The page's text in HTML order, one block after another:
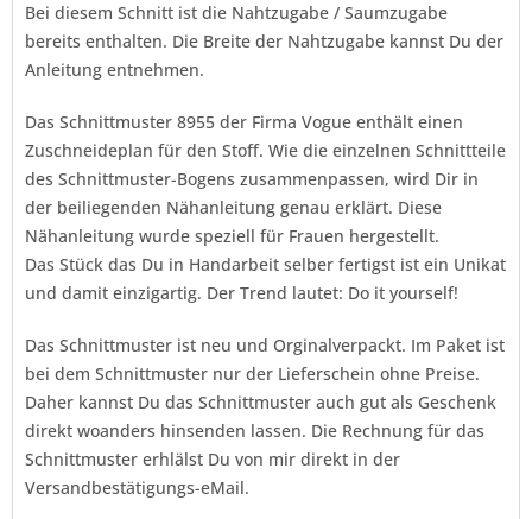
Bei diesem Schnitt ist die Nahtzugabe / Saumzugabe
bereits enthalten. Die Breite der Nahtzugabe kannst Du der
Anleitung entnehmen.
Das Schnittmuster 8955 der Firma Vogue enthält einen
Zuschneideplan für den Stoff. Wie die einzelnen Schnittteile
des Schnittmuster-Bogens zusammenpassen, wird Dir in
der beiliegenden Nähanleitung genau erklärt. Diese
Nähanleitung wurde speziell für Frauen hergestellt.
Das Stück das Du in Handarbeit selber fertigst ist ein Unikat
und damit einzigartig. Der Trend lautet: Do it yourself!
Das Schnittmuster ist neu und Orginalverpackt. Im Paket ist
bei dem Schnittmuster nur der Lieferschein ohne Preise.
Daher kannst Du das Schnittmuster auch gut als Geschenk
direkt woanders hinsenden lassen. Die Rechnung für das
Schnittmuster erhlälst Du von mir direkt in der
Versandbestätigungs-eMail.